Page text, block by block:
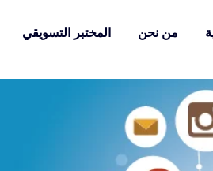
من نحن المختبر التسويقي